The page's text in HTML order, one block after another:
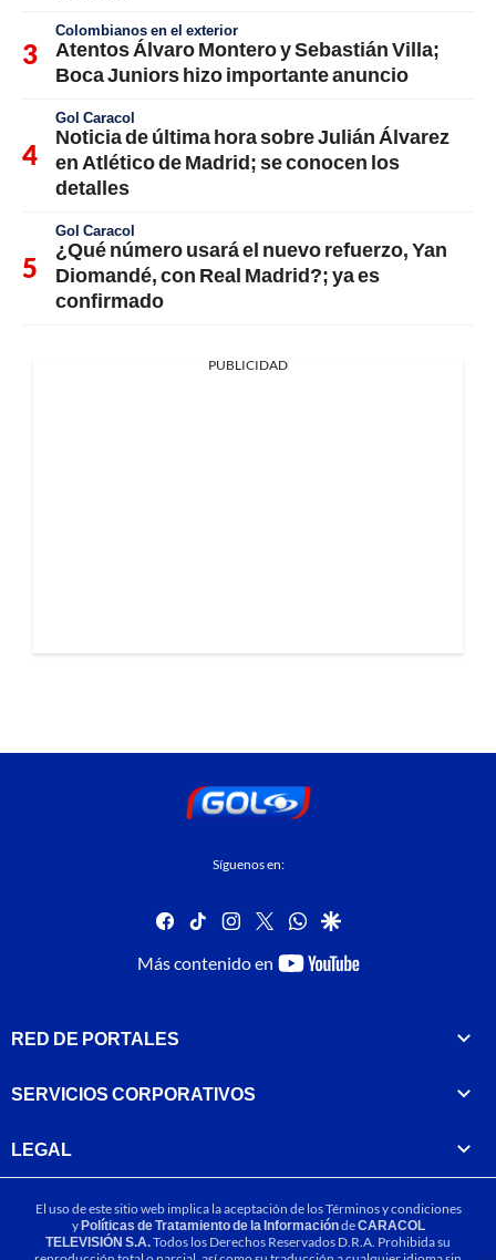
Colombianos en el exterior
Atentos Álvaro Montero y Sebastián Villa;
Boca Juniors hizo importante anuncio
Gol Caracol
Noticia de última hora sobre Julián Álvarez
en Atlético de Madrid; se conocen los
detalles
Gol Caracol
¿Qué número usará el nuevo refuerzo, Yan
Diomandé, con Real Madrid?; ya es
confirmado
PUBLICIDAD
Síguenos en:
facebook
tiktok instagram
twitterwhatsapp
google
Más contenido en
youtube-
RED DE PORTALES
SERVICIOS CORPORATIVOS
LEGAL
El uso de este sitio web implica la aceptación de losTérminos y condiciones
yPolíticas de Tratamiento de la InformacióndeCARACOL
TELEVISIÓN S.A.Todos los Derechos Reservados D.R.A. Prohibida su